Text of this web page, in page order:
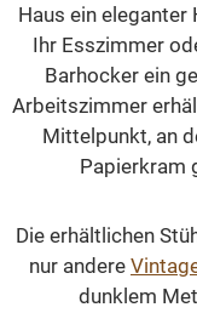
Haus ein eleganter
Ihr Esszimmer
Barhocker ein
Arbeitszimmer
Mittelpunkt, an
Papierkram
Die erhältlichen
nur andere
dunklem